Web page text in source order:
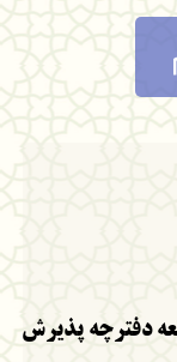
دفترچه پذیرش